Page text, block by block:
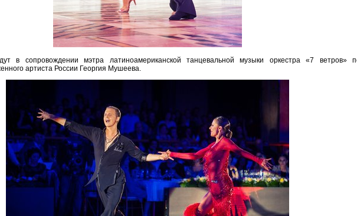
в сопровождении мэтра латиноамериканской танцевальной музыки оркестра «7 ветров»
артиста России Георгия Мушеева.